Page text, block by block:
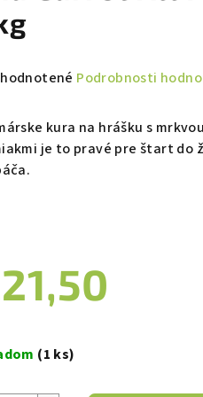
Podrobnosti
kura na hrášku s
je to pravé pre štart do
(1 ks)